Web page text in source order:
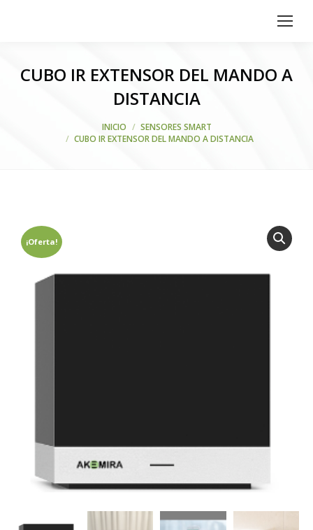
CUBO IR EXTENSOR DEL MANDO A
DISTANCIA
INICIO
SENSORES SMART
CUBO IR EXTENSOR DEL MANDO A DISTANCIA
¡Oferta!